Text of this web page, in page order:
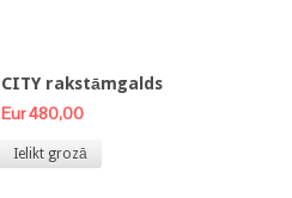
CITY rakstāmgalds
Eur 480,00
Ielikt grozā